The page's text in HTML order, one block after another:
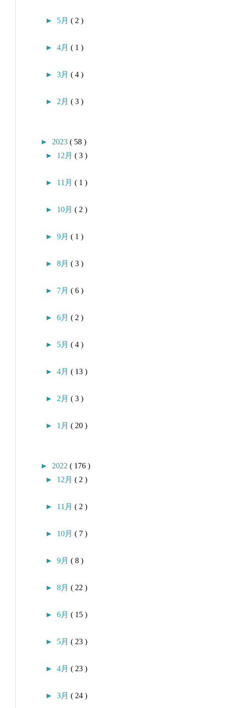
► 5月 ( 2 )
► 4月 ( 1 )
► 3月 ( 4 )
► 2月 ( 3 )
► 2023 ( 58 )
► 12月 ( 3 )
► 11月 ( 1 )
► 10月 ( 2 )
► 9月 ( 1 )
► 8月 ( 3 )
► 7月 ( 6 )
► 6月 ( 2 )
► 5月 ( 4 )
► 4月 ( 13 )
► 2月 ( 3 )
► 1月 ( 20 )
► 2022 ( 176 )
► 12月 ( 2 )
► 11月 ( 2 )
► 10月 ( 7 )
► 9月 ( 8 )
► 8月 ( 22 )
► 6月 ( 15 )
► 5月 ( 23 )
► 4月 ( 23 )
► 3月 ( 24 )